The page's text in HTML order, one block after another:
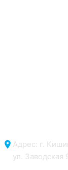
Адрес: г.
ул. Заводская